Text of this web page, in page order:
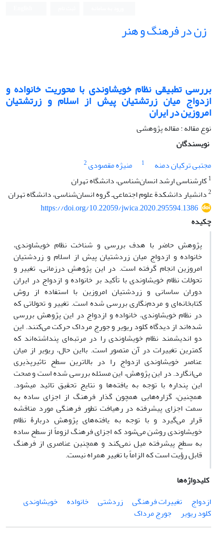
زن در فرهنگ و هنر
بررسی تطبیقی نظام خویشاوندی با محوریت خانواده و
ازدواج میان زرتشتیان پیش از اسلام و زرتشتیان
امروزین در ایران
نوع مقاله : مقاله پژوهشی
نویسندگان
مجتبی ترکیان دمنه
1 منیژه مقصودی2
1کارشناسی ارشد انسان‌شناسی، دانشگاه تهران
2دانشیار دانشکدة علوم اجتماعی‌ـ گروه انسان‌شناسی، دانشگاه تهران
https://doi.org/10.22059/jwica.2020.295594.1386
چکیده
پژوهش حاضر با هدف بررسی و شناخت نظام خویشاوندی،
خانواده و ازدواج میان زردشتیان پیش از اسلام و زردشتیان
امروزین انجام گرفته است. در این پژوهشِ درزمانی، تغییر و
تحولات نظام خویشاوندی با تأکید بر خانواده و ازدواج در ایران
دوران ساسانی و زردشتیان امروزین با استفاده از روش
کتابخانه‌ای و مردم‌نگاری بررسی شده است. تغییر و تحولاتی که
در نظام خویشاوندی، خانواده و ازدواج در این پژوهش بررسی
شده‌اند از دیدگاه کلود ریویر و جورج مرداک حرکت می‌کنند. این
دو اندیشمند نظام خویشاوندی را در مرتبه‌ای پنداشته‌اند که
کمترین تغییرات در آن متصور است. بااین حال، ریویر از میان
عناصر خویشاوندی ازدواج را در بالاترین سطح تاثیرپذیری
می‌انگارد. در این پژوهش، این مسئله بررسی شده است و صحت
این پنداره با توجه به یافته‌ها و نتایج تحقیق تائید میشود.
همچنین، گزاره‌هایی همچون گذار فرهنگ از اجزای ساده به
سمت اجزای پیشرفته در رهیافت‌ تطور فرهنگی مورد مناقشه
قرار می‌گیرد و با توجه به یافته‌های پژوهش دربارۀ نظام
خویشاوندی روشن می‌شود که اجزای فرهنگ لزوماً از سطح ساده
به سطح پیشرفته میل نمی‌کند و همچنین عناصری از فرهنگ
قابل رؤیت است که الزاماً با تغییر همراه نیست.
کلیدواژه‌ها
ازدواج
تغییرات فرهنگی زردشتی خانواده
خویشاوندی
کلود ریویر
جورج مرداک